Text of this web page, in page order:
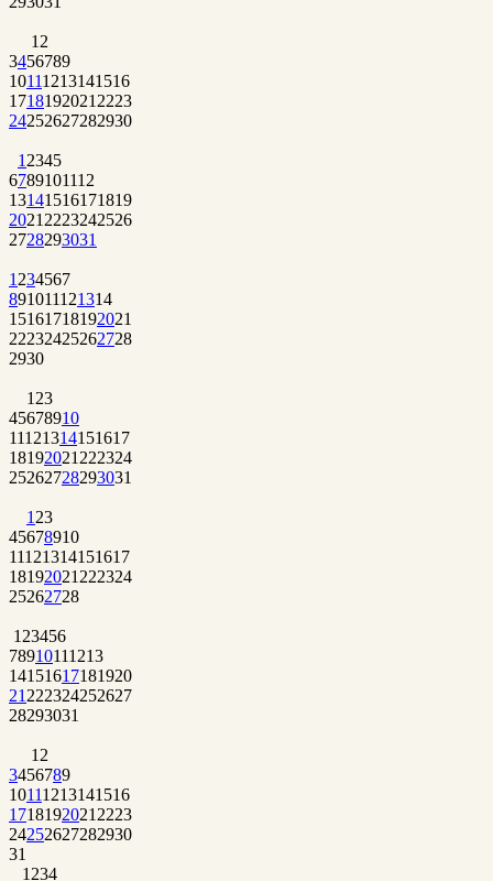
1 2
3456789
10111213141516
1718192021 2223
24252627282930
1 2345
6789101112
13141516171819
2021 2223242526
2728293031
1 234567
891011121314
15161718192021
22232425262728
2930
1 23
45678910
11121314151617
18192021 222324
25262728293031
1 23
45678910
11121314151617
18192021 222324
25262728
1 23456
78910111213
14151617181920
21 222324252627
28293031
1 2
3456789
10111213141516
1718192021 2223
24252627282930
31
1 234